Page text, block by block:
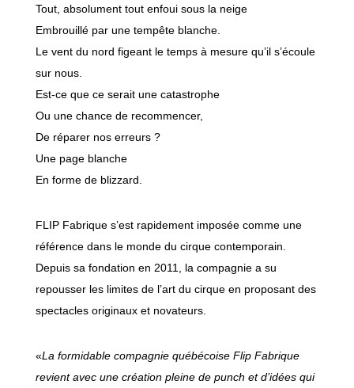
Tout, absolument tout enfoui sous la neige
Embrouillé par une tempête blanche.
Le vent du nord figeant le temps à mesure qu’il s’écoule
sur nous.
Est-ce que ce serait une catastrophe
Ou une chance de recommencer,
De réparer nos erreurs ?
Une page blanche
En forme de blizzard.
FLIP Fabrique s’est rapidement imposée comme une
référence dans le monde du cirque contemporain.
Depuis sa fondation en 2011, la compagnie a su
repousser les limites de l’art du cirque en proposant des
spectacles originaux et novateurs.
«La formidable compagnie québécoise Flip Fabrique
revient avec une création pleine de punch et d’idées qui